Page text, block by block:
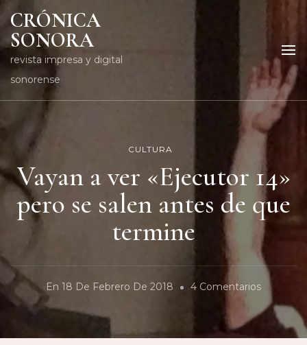
CRÓNICA
SONORA
revista impresa y digital
sonorense
CULTURA
Vayan a ver «Ejecutor 14»
pero se salen antes de que
termine
En 18 De Febrero De 2018 4 ComentariosEn
Vayan